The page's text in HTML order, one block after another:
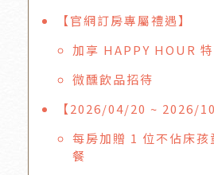
【官網訂房專屬禮遇】
加享 HAPPY HOUR
微醺飲品招待
【2026/04/20 ~ 2026/
每房加贈 1 位不佔床孩
餐